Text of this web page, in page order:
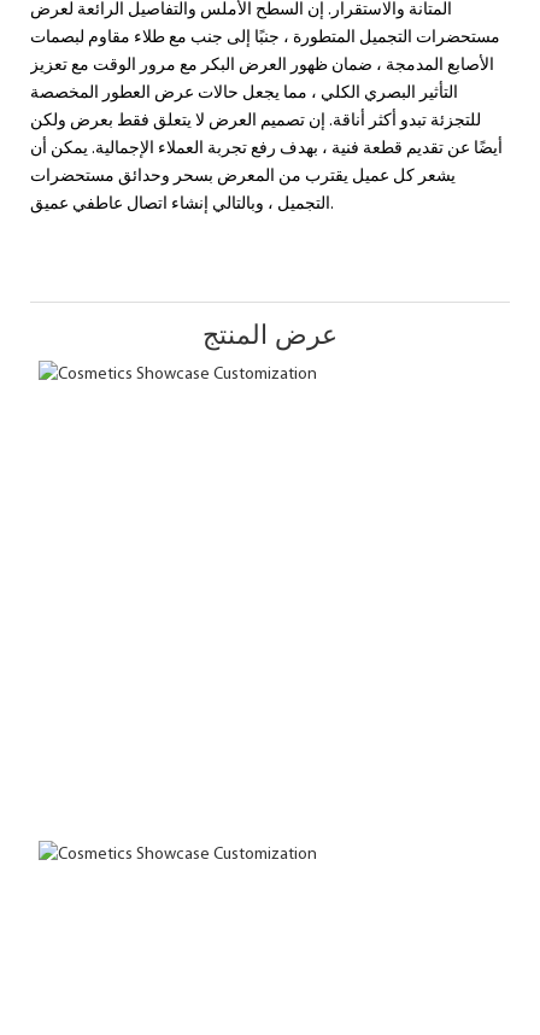
المتانة والاستقرار. إن السطح الأملس والتفاصيل الرائعة لعرض
مستحضرات التجميل المتطورة ، جنبًا إلى جنب مع طلاء مقاوم لبصمات
الأصابع المدمجة ، ضمان ظهور العرض البكر مع مرور الوقت مع تعزيز
التأثير البصري الكلي ، مما يجعل حالات عرض العطور المخصصة
للتجزئة تبدو أكثر أناقة. إن تصميم العرض لا يتعلق فقط بعرض ولكن
أيضًا عن تقديم قطعة فنية ، بهدف رفع تجربة العملاء الإجمالية. يمكن أن
يشعر كل عميل يقترب من المعرض بسحر وحدائق مستحضرات
التجميل ، وبالتالي إنشاء اتصال عاطفي عميق.
عرض المنتج